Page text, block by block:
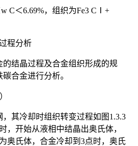
C＜6.69%，组织为Fe3 C
+
程分析
结晶过程及合金组织形成的规
合金进行分析。
其冷却时组织转变过程如图1.3.3
，开始从液相中结晶出奥氏体，
奥氏体，合金冷却到3点时，奥氏